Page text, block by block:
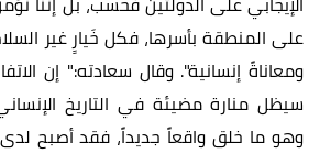
على المنطقة بأسرها، فكل خَيارٍ غير
ومعاناةً إنسانية". وقال سعادته:" إن
سيظل منارة مضيئة في التاريخ
وهو ما خلق واقعاً جديداً، فقد أصبح